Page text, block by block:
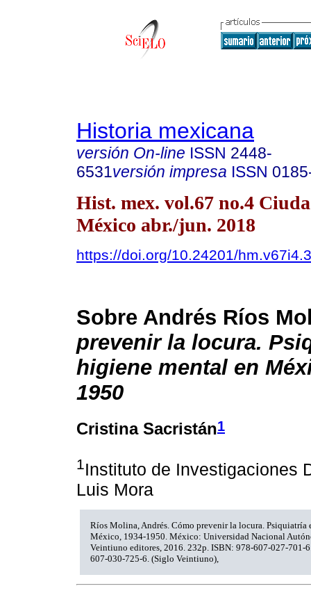
Historia mexicana
versión On-line ISSN 2448-
6531versión impresa ISSN
Hist. mex. vol.67 no.4
México abr./jun. 2018
https://doi.org/10.24201/
Sobre Andrés Ríos
prevenir la locura.
higiene mental en
1950
Cristina Sacristán1
1Instituto de Investigaciones
Luis Mora
Ríos Molina, Andrés. Cómo prevenir la locura. Psiquiatría
México, 1934-1950. México: Universidad Nacional
Veintiuno editores, 2016. 232p. ISBN: 978-607-027-701-
607-030-725-6. (Siglo Veintiuno),